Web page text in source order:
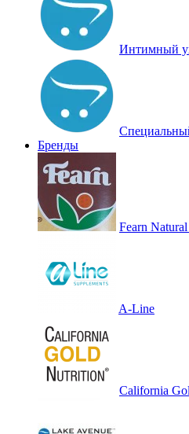
Интимный
Бренды
Fearn
A-Line
California